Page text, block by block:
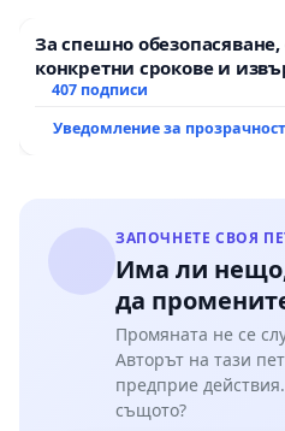
За спешно
конкретни срокове и
рехабилитация на
Мирово - к.к. Момин проход
407 подписи
Уведомление за прозрачност
ЗАПОЧНЕТЕ СВОЯ
Има ли нещо,
да
Промяната не се
Авторът на тази
предприе
същото?